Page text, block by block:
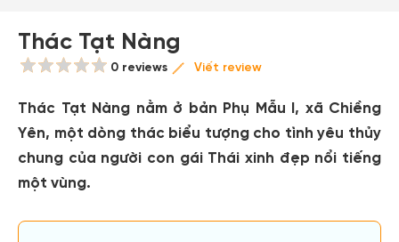
Thác Tạt Nàng
0 reviews Viết review
Thác Tạt Nàng nằm ở bản Phụ Mẫu I, xã Chiềng
Yên, một dòng thác biểu tượng cho tình yêu thủy
chung của người con gái Thái xinh đẹp nổi tiếng
một vùng.